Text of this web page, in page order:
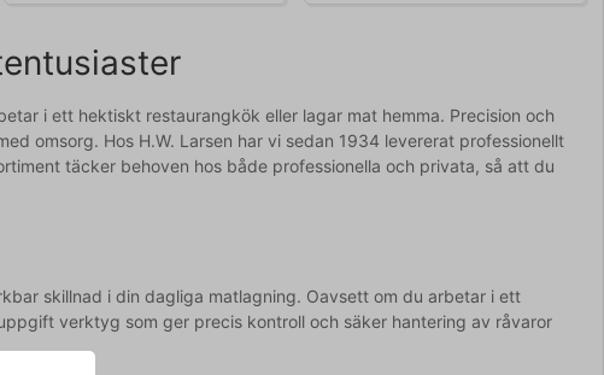
i ett hektiskt restaurangkök eller lagar mat hemma. Precision och
omsorg. Hos H.W. Larsen har vi sedan 1934 levererat professionellt
täcker behoven hos både professionella och privata, så att du
skillnad i din dagliga matlagning. Oavsett om du arbetar i ett
verktyg som ger precis kontroll och säker hantering av råvaror